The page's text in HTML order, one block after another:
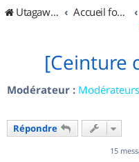
UtagawaVTT (Randos VTT et VTTAE avec traces GPS)
Accueil forum
[Ceinture
Modérateur :
Répondre
15